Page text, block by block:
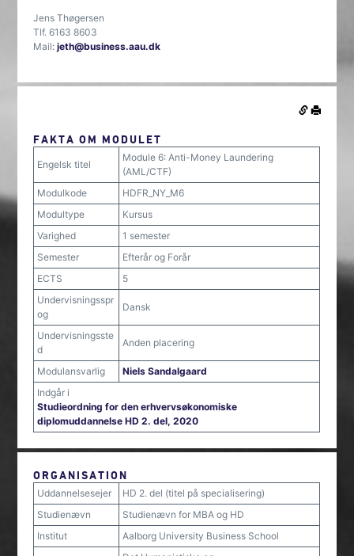
Jens Thøgersen
Tlf. 6163 8603
Mail:jeth@business.aau.dk
FAKTA OM MODULET
Engelsk titel
Module 6: Anti-Money Laundering
(AML/CTF)
Modulkode
HDFR_NY_M6
Modultype
Kursus
Varighed
1 semester
Semester
Efterår og Forår
ECTS
5
Undervisningsspr
og
Dansk
Undervisningsste
d
Anden placering
Modulansvarlig
Niels Sandalgaard
Indgår i
Studieordning for den erhvervsøkonomiske
diplomuddannelse HD 2. del, 2020
ORGANISATION
Uddannelsesejer
HD 2. del (titel på specialisering)
Studienævn
Studienævn for MBA og HD
Institut
Aalborg University Business School